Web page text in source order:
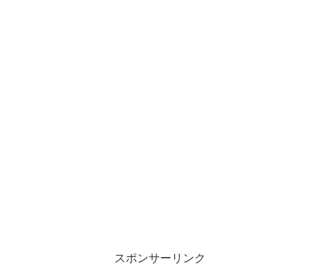
スポンサーリンク